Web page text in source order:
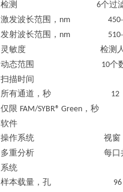
检测
6个过
激发波长范围， nm 450
发射波长范围， nm 510
灵敏度
检测
动态范围
10个
扫描时间
所有通道，秒
仅限 FAM/SYBR® Green ，
软件
操作系统
视窗
多重分析
每口
系统
样本载量，孔
96